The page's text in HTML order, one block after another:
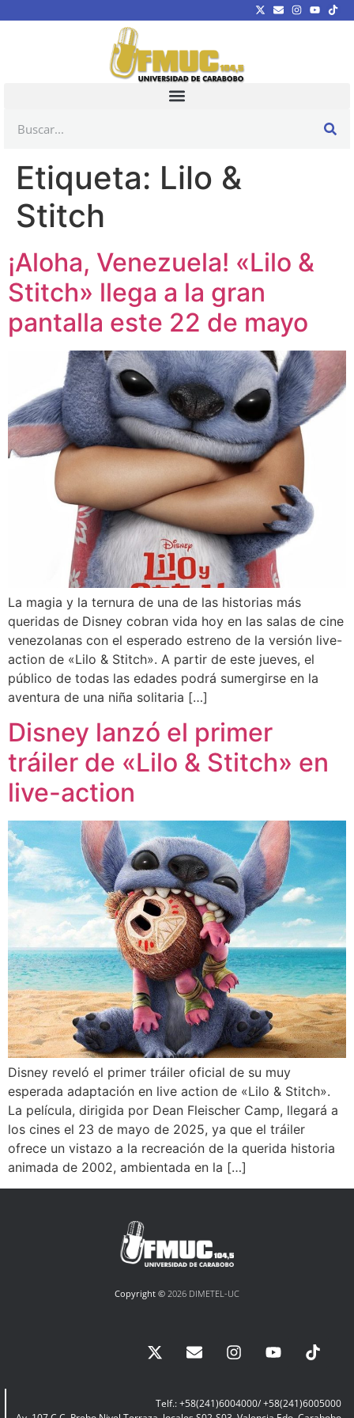
Etiqueta: Lilo &
Stitch
¡Aloha, Venezuela! «Lilo &
Stitch» llega a la gran
pantalla este 22 de mayo
La magia y la ternura de una de las historias más
queridas de Disney cobran vida hoy en las salas de cine
venezolanas con el esperado estreno de la versión live-
action de «Lilo & Stitch». A partir de este jueves, el
público de todas las edades podrá sumergirse en la
aventura de una niña solitaria […]
Disney lanzó el primer
tráiler de «Lilo & Stitch» en
live-action
Disney reveló el primer tráiler oficial de su muy
esperada adaptación en live action de «Lilo & Stitch».
La película, dirigida por Dean Fleischer Camp, llegará a
los cines el 23 de mayo de 2025, ya que el tráiler
ofrece un vistazo a la recreación de la querida historia
animada de 2002, ambientada en la […]
Copyright © 2026 DIMETEL-UC
Telf.: +58(241)6004000/ +58(241)6005000